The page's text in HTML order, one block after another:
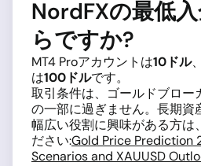
NordFXの最低
らですか?
MT4 Proアカウントは10ドル
は100ドルです。
取引条件は、ゴールドブロー
の一部に過ぎません。長期資
幅広い役割に興味がある方は
ださい:Gold Price Prediction
Scenarios and XAUUSD